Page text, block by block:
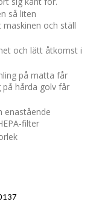
så liten
maskinen och ställ
och lätt åtkomst i
på matta får
hårda golv får
enastående
filter